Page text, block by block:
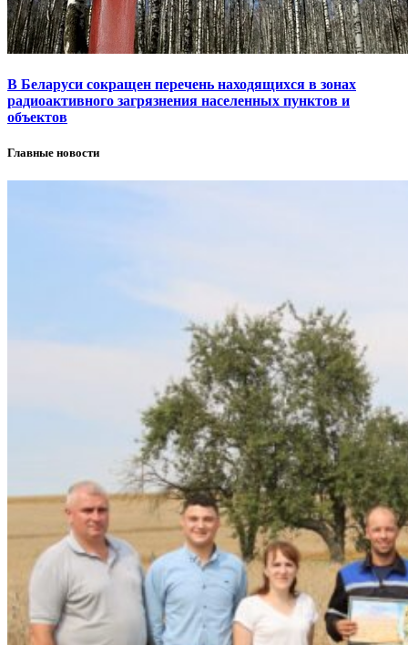
В Беларуси сокращен перечень находящихся в зонах
радиоактивного загрязнения населенных пунктов и
объектов
Главные новости